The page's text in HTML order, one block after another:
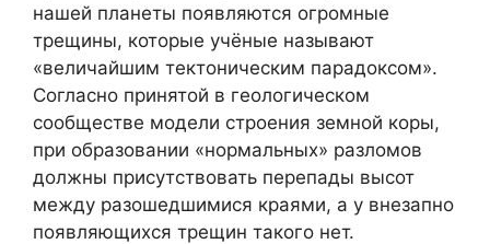
нашей планеты появляются огромные
трещины, которые учёные называют
«величайшим тектоническим парадоксом».
Согласно принятой в геологическом
сообществе модели строения земной коры,
при образовании «нормальных» разломов
должны присутствовать перепады высот
между разошедшимися краями, а у внезапно
появляющихся трещин такого нет.